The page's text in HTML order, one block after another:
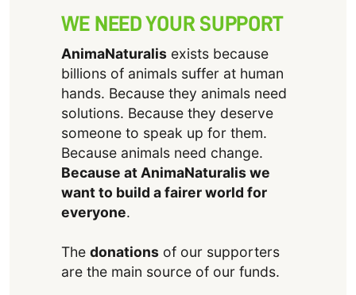
WE NEED YOUR SUPPORT
AnimaNaturalisexists because
billions of animals suffer at human
hands. Because they animals need
solutions. Because they deserve
someone to speak up for them.
Because animals need change.
Because at AnimaNaturalis we
want to build a fairer world for
everyone.
The donationsof our supporters
are the main source of our funds.